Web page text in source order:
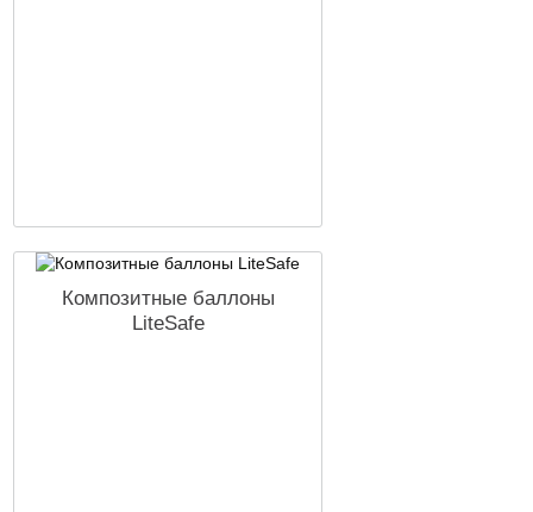
Композитные баллоны
LiteSafe